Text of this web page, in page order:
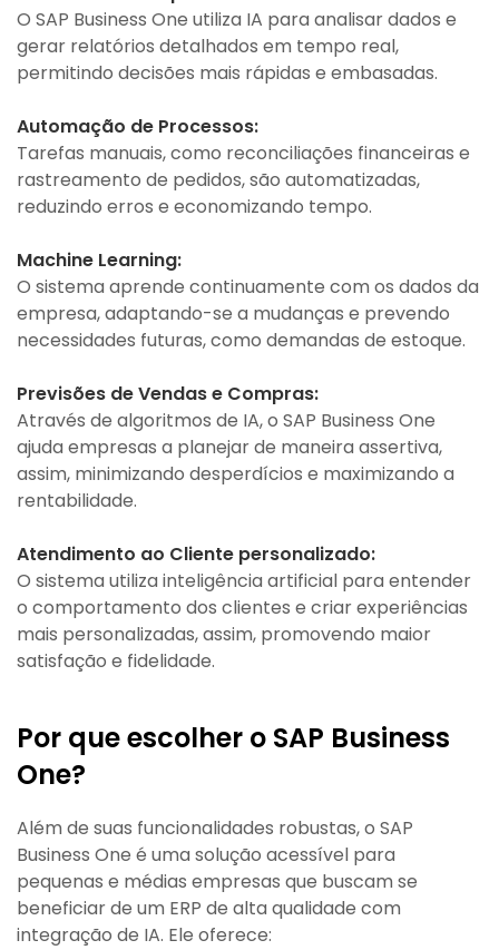
O SAP Business One utiliza IA para analisar dados e
gerar relatórios detalhados em tempo real,
permitindo decisões mais rápidas e embasadas.
Automação de Processos:
Tarefas manuais, como reconciliações financeiras e
rastreamento de pedidos, são automatizadas,
reduzindo erros e economizando tempo.
Machine Learning:
O sistema aprende continuamente com os dados da
empresa, adaptando-se a mudanças e prevendo
necessidades futuras, como demandas de estoque.
Previsões de Vendas e Compras:
Através de algoritmos de IA, o SAP Business One
ajuda empresas a planejar de maneira assertiva,
assim, minimizando desperdícios e maximizando a
rentabilidade.
Atendimento ao Cliente personalizado:
O sistema utiliza inteligência artificial para entender
o comportamento dos clientes e criar experiências
mais personalizadas, assim, promovendo maior
satisfação e fidelidade.
Por que escolher o SAP Business
One?
Além de suas funcionalidades robustas, o SAP
Business One é uma solução acessível para
pequenas e médias empresas que buscam se
beneficiar de um ERP de alta qualidade com
integração de IA. Ele oferece: